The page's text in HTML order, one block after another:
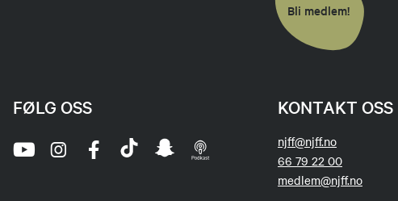
Bli medlem!
KONTAKT OSS
njff@njff.no
66 79 22 00
medlem@njff.no
FØLG OSS